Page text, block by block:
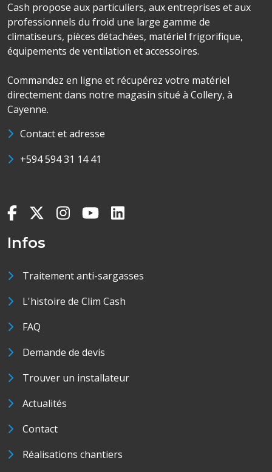
Cash propose aux particuliers, aux entreprises et aux
professionnels du froid une large gamme de
climatiseurs, pièces détachées, matériel frigorifique,
équipements de ventilation et accessoires.
Commandez en ligne et récupérez votre matériel
directement dans notre magasin situé à Collery, à
Cayenne.
Contact et adresse
+594 594 31 14 41
Infos
Traitement anti-sargasses
L'histoire de Clim Cash
FAQ
Demande de devis
Trouver un installateur
Actualités
Contact
Réalisations chantiers